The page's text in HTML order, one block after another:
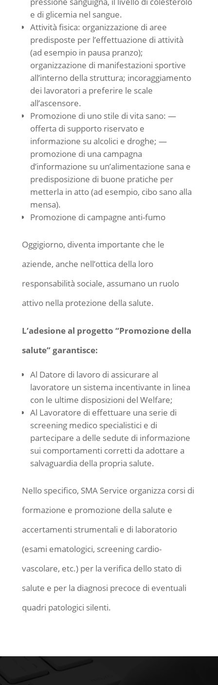
e di glicemia nel sangue.
Attività fisica: organizzazione di aree
predisposte per l’effettuazione di attività
(ad esempio in pausa pranzo);
organizzazione di manifestazioni sportive
all’interno della struttura; incoraggiamento
dei lavoratori a preferire le scale
all’ascensore.
Promozione di uno stile di vita sano: —
offerta di supporto riservato e
informazione su alcolici e droghe; —
promozione di una campagna
d’informazione su un’alimentazione sana e
predisposizione di buone pratiche per
metterla in atto (ad esempio, cibo sano alla
mensa).
Promozione di campagne anti-fumo
Oggigiorno, diventa importante che le
aziende, anche nell’ottica della loro
responsabilità sociale, assumano un ruolo
attivo nella protezione della salute.
L’adesione al progetto “Promozione della
salute” garantisce:
Al Datore di lavoro di assicurare al
lavoratore un sistema incentivante in linea
con le ultime disposizioni del Welfare;
Al Lavoratore di effettuare una serie di
screening medico specialistici e di
partecipare a delle sedute di informazione
sui comportamenti corretti da adottare a
salvaguardia della propria salute.
Nello specifico, SMA Service organizza corsi di
formazione e promozione della salute e
accertamenti strumentali e di laboratorio
(esami ematologici, screening cardio-
vascolare, etc.) per la verifica dello stato di
salute e per la diagnosi precoce di eventuali
quadri patologici silenti.